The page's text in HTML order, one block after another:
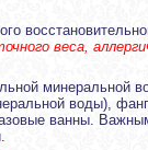
веса,
минеральной
воды),
ванны.